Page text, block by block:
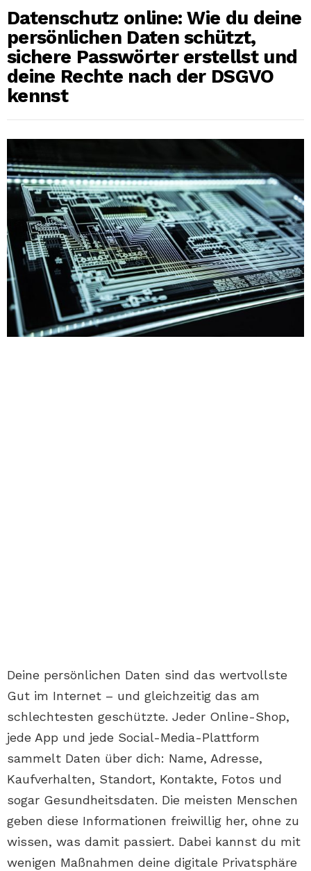
Datenschutz online: Wie du deine
persönlichen Daten schützt,
sichere Passwörter erstellst und
deine Rechte nach der DSGVO
kennst
Deine persönlichen Daten sind das wertvollste
Gut im Internet – und gleichzeitig das am
schlechtesten geschützte. Jeder Online-Shop,
jede App und jede Social-Media-Plattform
sammelt Daten über dich: Name, Adresse,
Kaufverhalten, Standort, Kontakte, Fotos und
sogar Gesundheitsdaten. Die meisten Menschen
geben diese Informationen freiwillig her, ohne zu
wissen, was damit passiert. Dabei kannst du mit
wenigen Maßnahmen deine digitale Privatsphäre